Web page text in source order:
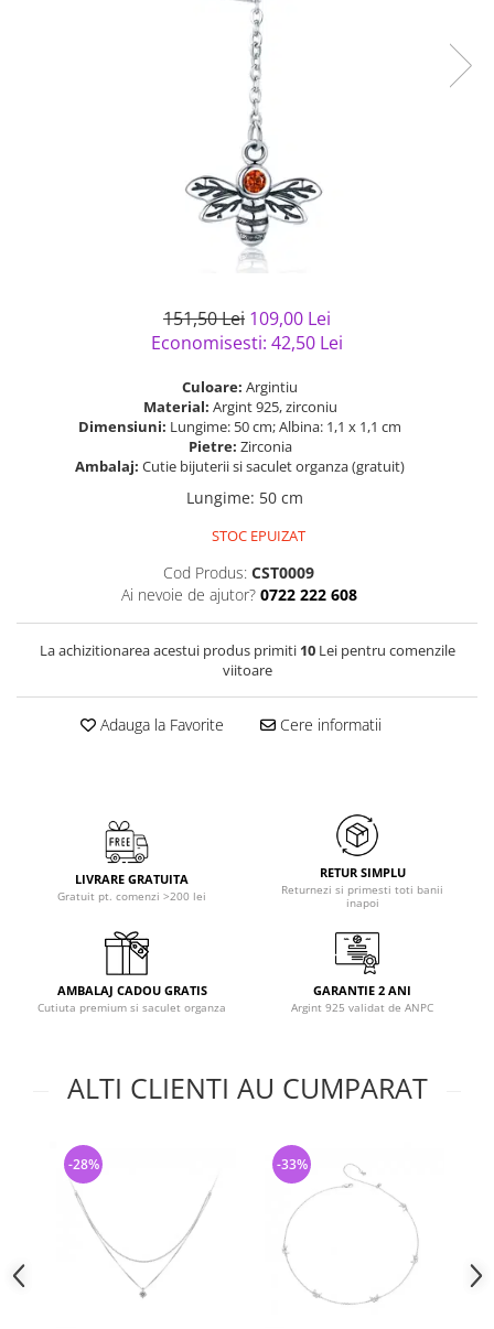
151,50 Lei 109,00 Lei
Economisesti: 42,50 Lei
Culoare: Argintiu
Material: Argint 925, zirconiu
Dimensiuni: Lungime: 50 cm; Albina: 1,1 x 1,1 cm
Pietre: Zirconia
Ambalaj: Cutie bijuterii si saculet organza (gratuit)
Lungime: 50 cm
STOC EPUIZAT
Cod Produs: CST0009
Ai nevoie de ajutor? 0722 222 608
La achizitionarea acestui produs primiti 10Lei pentru comenzile
viitoare
Adauga la Favorite Cere informatii
LIVRARE GRATUITA
Gratuit pt. comenzi >200 lei
RETUR SIMPLU
Returnezi si primesti toti banii
inapoi
AMBALAJ CADOU GRATIS
Cutiuta premium si saculet organza
GARANTIE 2 ANI
Argint 925 validat de ANPC
ALTI CLIENTI AU CUMPARAT
-28% -33%